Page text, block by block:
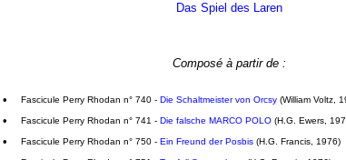
Das Spiel des Laren
Composé à partir de :
• Fascicule Perry Rhodan n° 740 - Die Schaltmeister von Orcsy (William Voltz,
• Fascicule Perry Rhodan n° 741 - Die falsche MARCO POLO (H.G. Ewers,
• Fascicule Perry Rhodan n° 750 - Ein Freund der Posbis (H.G. Francis, 1976)